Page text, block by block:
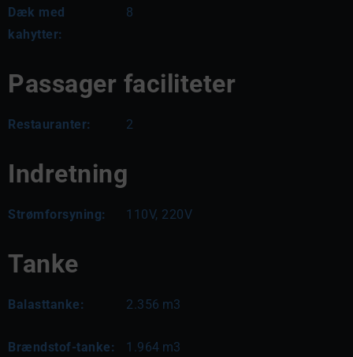
Dæk med
kahytter:
8
Passager faciliteter
Restauranter: 2
Indretning
Strømforsyning: 110V, 220V
Tanke
Balasttanke: 2.356 m3
Brændstof-tanke: 1.964 m3